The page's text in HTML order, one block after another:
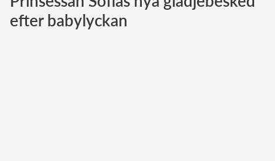
Norska kungahuset
efter babylyckan